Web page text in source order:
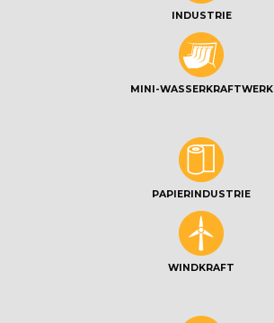
INDUSTRIE
MINI-WASSERKRAFTWERK
PAPIERINDUSTRIE
WINDKRAFT